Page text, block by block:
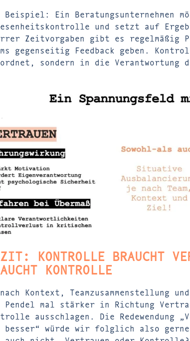
Beispiel: Ein Beratungsunternehmen
und setzt auf
Zeitvorgaben gibt es regelmäßig
gegenseitig Feedback geben.
sondern in die Verantwortung
KONTROLLE BRAUCHT
KONTROLLE
Kontext, Teamzusammenstellung
Pendel mal stärker in Richtung
ausschlagen. Die
würde wir folglich also